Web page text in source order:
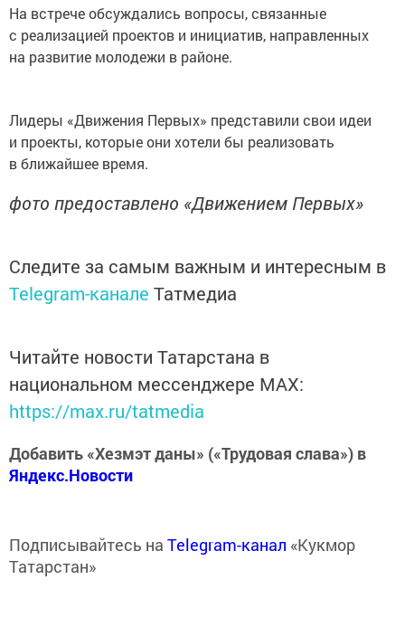
На встрече обсуждались вопросы, связанные
с реализацией проектов и инициатив, направленных
на развитие молодежи в районе.
Лидеры «Движения Первых» представили свои идеи
и проекты, которые они хотели бы реализовать
в ближайшее время.
фото предоставлено «Движением Первых»
Следите за самым важным и интересным в
Telegram-канале Татмедиа
Читайте новости Татарстана в
национальном мессенджере MАХ:
https://max.ru/tatmedia
Добавить «Хезмэт даны» («Трудовая слава») в
Яндекс.Новости
Подписывайтесь на Telegram-канал «Кукмор
Татарстан»